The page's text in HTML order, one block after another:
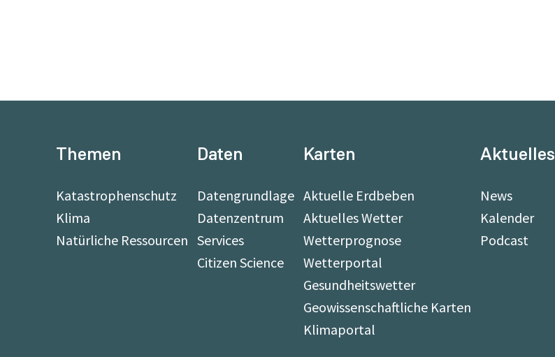
Themen
Katastrophenschutz
Klima
Natürliche Ressourcen
Daten
Datengrundlage
Datenzentrum
Services
Citizen Science
Karten
Aktuelle Erdbeben
Aktuelles Wetter
Wetterprognose
Wetterportal
Gesundheitswetter
Geowissenschaftliche Karten
Klimaportal
Aktuelles
News
Kalender
Podcast